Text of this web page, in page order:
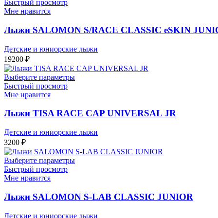
Быстрый просмотр
Мне нравится
Лыжи SALOMON S/RACE CLASSIC eSKIN
Детские и юниорские лыжи
19200 ₽
Выберите параметры
Быстрый просмотр
Мне нравится
Лыжи TISA RACE CAP UNIVERSAL JR
Детские и юниорские лыжи
3200 ₽
Выберите параметры
Быстрый просмотр
Мне нравится
Лыжи SALOMON S-LAB CLASSIC JUNIOR
Детские и юниорские лыжи